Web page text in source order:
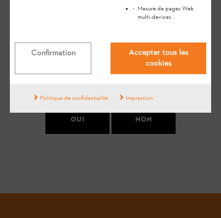
Votre avis est important pour nous !
Oui Non
Mesure de pages Web
multi-devices
Confirmation
Accepter tous les
cookies
Politique de confidentialité Impression